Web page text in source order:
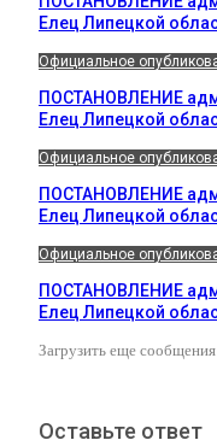
Елец Липецкой
Официальное
ПОСТАНОВЛЕНИЕ
Елец Липецкой
Официальное
ПОСТАНОВЛЕНИЕ
Елец Липецкой
Официальное
ПОСТАНОВЛЕНИЕ
Елец Липецкой
Загрузить еще сообщения
Оставьте ответ